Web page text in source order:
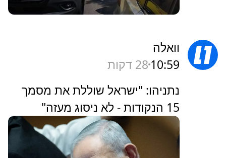
וואלה
10:59 28 דקות
נתניהו: "ישראל שוללת את מסמך
15 הנקודות - לא ניסוג מעזה"